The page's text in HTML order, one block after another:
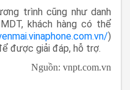
trình cũng như danh
khách hàng có thể
)
được giải đáp, hỗ trợ.
Nguồn: vnpt.com.vn